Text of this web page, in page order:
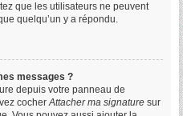
que les utilisateurs ne peuvent
quelqu’un y a répondu.
messages ?
depuis votre panneau de
cocherAttacher ma signature sur